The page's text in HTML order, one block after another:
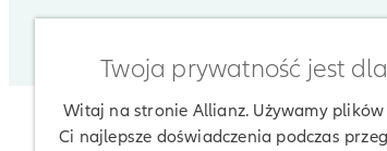
Twoja prywatność jest
Witaj na stronie Allianz. Używamy
Ci najlepsze doświadczenia podczas